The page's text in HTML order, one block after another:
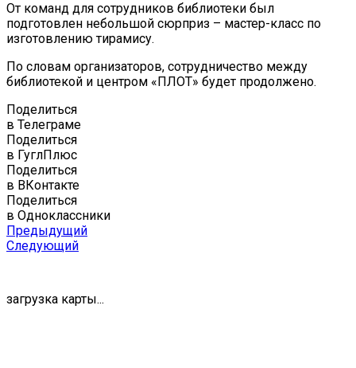
От команд для сотрудников библиотеки был
подготовлен небольшой сюрприз – мастер-класс по
изготовлению тирамису.
По словам организаторов, сотрудничество между
библиотекой и центром «ПЛОТ» будет продолжено.
Поделиться
в Телеграме
Поделиться
в ГуглПлюс
Поделиться
в ВКонтакте
Поделиться
в Одноклассники
Предыдущий
Следующий
загрузка карты...